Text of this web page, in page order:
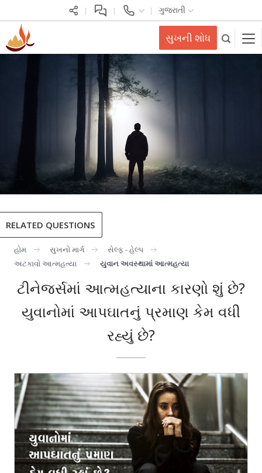
ગુજરાતી
સુખની શોધ
RELATED QUESTIONS
હોમ સુખનો માર્ગ
સેલ્ફ - હેલ્પ
અટકાવો આત્મહત્યા
યુવાન અવસ્થામાં આત્મહત્યા
ટીનેજર્સમાં આત્મહત્યાના કારણો શું છે?
યુવાનોમાં આપઘાતનું પ્રમાણ કેમ વધી
રહ્યું છે?